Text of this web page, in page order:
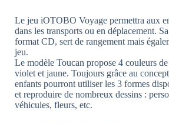
Le jeu iOTOBO Voyage permettra aux
dans les transports ou en déplacement.
format CD, sert de rangement mais
jeu.
Le modèle Toucan propose 4 couleurs
violet et jaune. Toujours grâce au
enfants pourront utiliser les 3 formes
et reproduire de nombreux dessins :
véhicules, fleurs, etc.